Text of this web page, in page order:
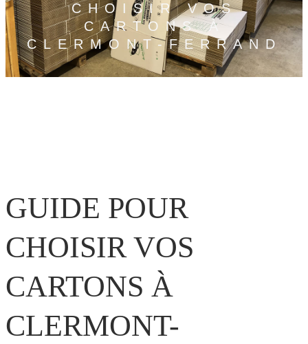
CHOISIR VOS
CARTONS À
CLERMONT-FERRAND
GUIDE POUR
CHOISIR VOS
CARTONS À
CLERMONT-